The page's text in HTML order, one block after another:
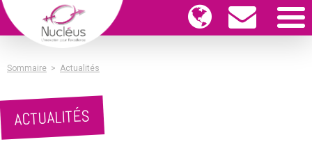
Sommaire > Actualités
ACTUALITÉS